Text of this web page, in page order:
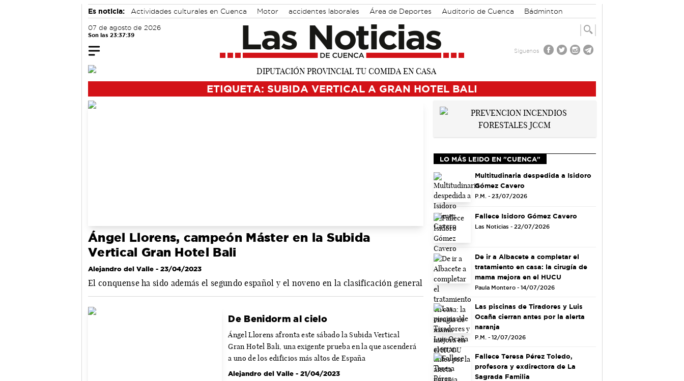
Es noticia: Actividades culturales en Cuenca Motor accidentes laborales Área de Deportes Auditorio de Cuenca
Bádminton
07 de agosto de 2026
Son las 23:37:39
Síguenos
ETIQUETA: SUBIDA VERTICAL A GRAN HOTEL BALI
Ángel Llorens, campeón Máster en la Subida
Vertical Gran Hotel Bali
Alejandro del Valle - 23/04/2023
El conquense ha sido además el segundo español y el noveno en la clasificación general
De Benidorm al cielo
Ángel Llorens afronta este sábado la Subida Vertical
Gran Hotel Bali, una exigente prueba en la que ascenderá
a uno de los edificios más altos de España
Alejandro del Valle - 21/04/2023
LO MÁS LEIDO EN "CUENCA"
Multitudinaria despedida a Isidoro
Gómez Cavero
P.M. - 23/07/2026
Fallece Isidoro Gómez Cavero
Las Noticias - 22/07/2026
De ir a Albacete a completar el
tratamiento en casa: la cirugía de
mama mejora en el HUCU
Paula Montero - 14/07/2026
Las piscinas de Tiradores y Luis
Ocaña cierran antes por la alerta
naranja
P.M. - 12/07/2026
Fallece Teresa Pérez Toledo,
profesora y exdirectora de La
Sagrada Familia